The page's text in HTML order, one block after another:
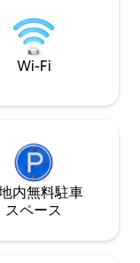
のアクティビティルーム。
ゴルフ場はわずか
ります。料金には
が含まれています
Wi-Fi
内無料駐⁠車
ス⁠ペ⁠ー⁠ス